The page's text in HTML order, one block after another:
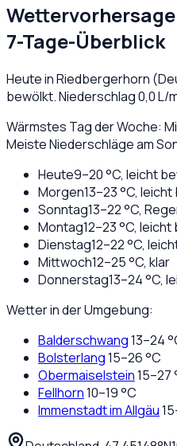
Wettervorhersage
7-Tage-Überblick
Heute inRiedbergerhorn (
bewölkt. Niederschlag0,0L/
Wärmstes Tag der Woche:
Meiste Niederschläge am
Heute9–20°C, leicht
Morgen13–23°C, leicht
Sonntag13–22°C,
Montag12–23°C, leicht
Dienstag12–22°C,
Mittwoch12–25°C, klar
Donnerstag13–24°C,
Wetter in der Umgebung:
Balderschwang13–24
Bolsterlang15–26°C
Obermaiselstein15–27
Fellhorn10–19°C
Immenstadt im Allgäu15